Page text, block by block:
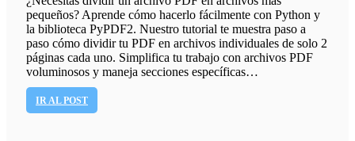
pequeños? Aprende cómo hacerlo fácilmente con Python y
la biblioteca PyPDF2. Nuestro tutorial te muestra paso a
paso cómo dividir tu PDF en archivos individuales de solo 2
páginas cada uno. Simplifica tu trabajo con archivos PDF
voluminosos y maneja secciones específicas…
IR AL POST